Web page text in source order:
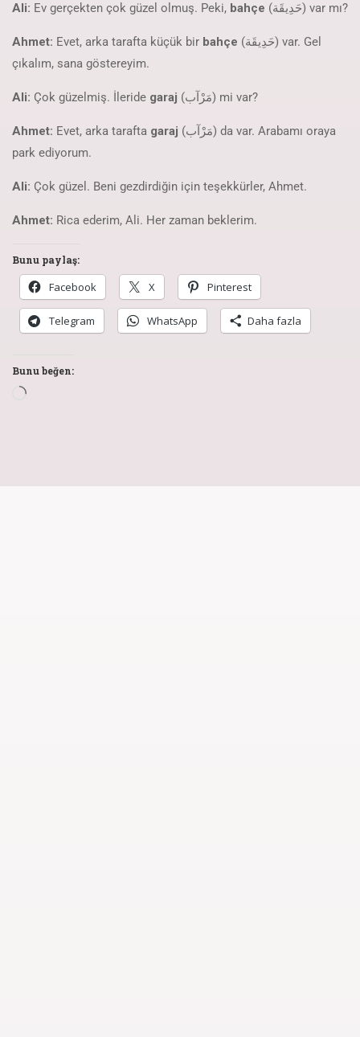
Ali: Ev gerçekten çok güzel olmuş. Peki, bahçe (حَدِيقَة) var mı?
Ahmet: Evet, arka tarafta küçük bir bahçe (حَدِيقَة) var. Gel
çıkalım, sana göstereyim.
Ali: Çok güzelmiş. İleride garaj (مَرْآب) mi var?
Ahmet: Evet, arka tarafta garaj (مَرْآب) da var. Arabamı oraya
park ediyorum.
Ali: Çok güzel. Beni gezdirdiğin için teşekkürler, Ahmet.
Ahmet: Rica ederim, Ali. Her zaman beklerim.
Bunu paylaş:
Facebook X Pinterest
Telegram WhatsApp Daha fazla
Bunu beğen: